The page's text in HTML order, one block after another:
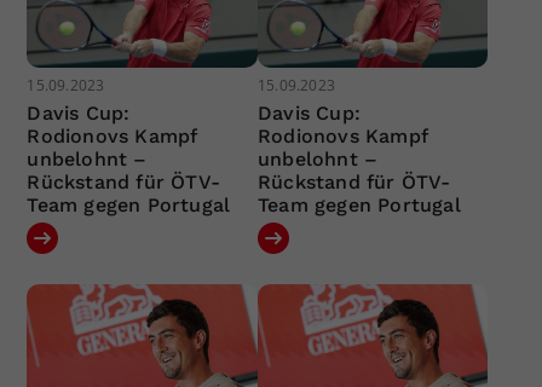
15.09.2023
Davis Cup:
Rodionovs Kampf
unbelohnt –
Rückstand für ÖTV-
Team gegen Portugal
15.09.2023
Davis Cup:
Rodionovs Kampf
unbelohnt –
Rückstand für ÖTV-
Team gegen Portugal